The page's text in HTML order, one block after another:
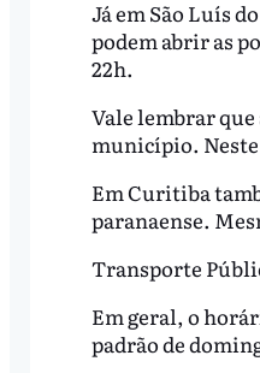
Já em São Luís
podem abrir as
22h.
Vale lembrar
município. Neste
Em Curitiba
paranaense.
Transporte
Em geral, o
padrão de